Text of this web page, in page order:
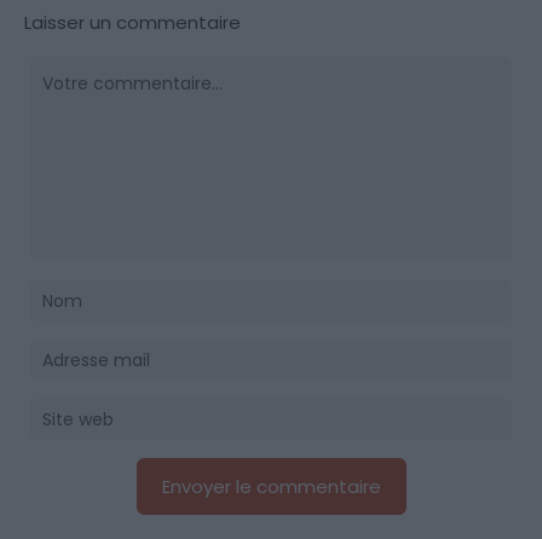
Laisser un commentaire